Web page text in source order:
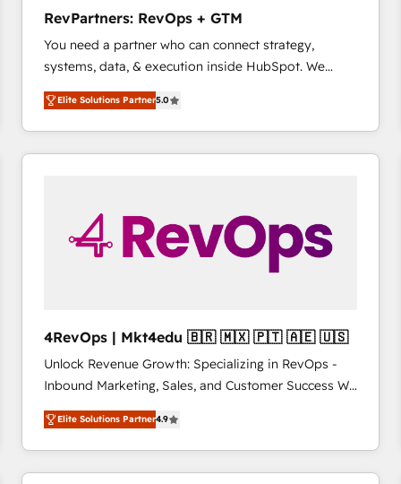
ンツとサイト構造を最適化。 🏆 なぜ100incを選ぶの
か？ ✓ HubSpot Eliteパートナー認定 ✓ HubSpotアワ
ード受賞・HUGリーダー ✓ ISO27001:2022 /
ISO9001:2015 取得 ✓ 400社以上の導入実績 ✓
HubSpot大百科 出版 CRM・AI活用に関するご相談、現
RevPartners: RevOps + GTM
You need a partner who can connect strategy,
systems, data, & execution inside HubSpot. We
bridge the gap where most agencies fall short by
combining GTM strategy with technical execution to
solve the right problem with the right solution. As the
only firm in the world to hold Elite Partner
pipeline generation, data intelligence, and go-to-
market execution. Why B2B Businesses Choose RP: -
Secure: Soc2 compliant 🛡️ - Pricing: Implementations
HubSpot Partner 🪴 - Sales Hub: More
implementations than any other Partner 💻 -
Migrations: We convert Salesforce addicts to
HubSpot evangelists 🧡 Don't hire a marketing
agency for an Ops problem. Don't hire a technical
agency for a growth problem. Hire a partner built to
solve both.
Elite Solutions Partner5.0
4RevOps | Mkt4edu 🇧🇷 🇲🇽 🇵🇹 🇦🇪 🇺🇸
Unlock Revenue Growth: Specializing in RevOps -
Inbound Marketing, Sales, and Customer Success We
specialize in driving revenue growth for companies
across industries through tailored marketing, sales,
and customer success strategies, utilizing RevOps
methodologies. As Latin America's largest HubSpot
Elite Solutions Partner4.9